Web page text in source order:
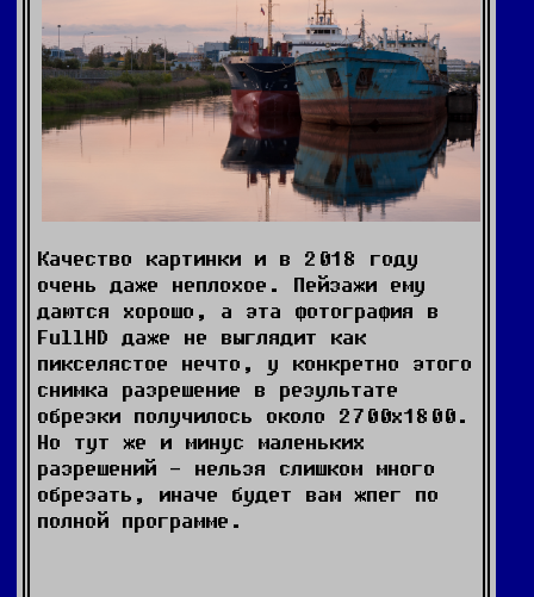
Качество картинки и в 2018 году
очень даже неплохое. Пейзажи ему
даются хорошо, а эта фотография в
FullHD даже не выглядит как
пикселястое нечто, у конкретно этого
снимка разрешение в результате
обрезки получилось около 2700х1800.
Но тут же и минус маленьких
разрешений - нельзя слишком много
обрезать, иначе будет вам жпег по
полной программе.